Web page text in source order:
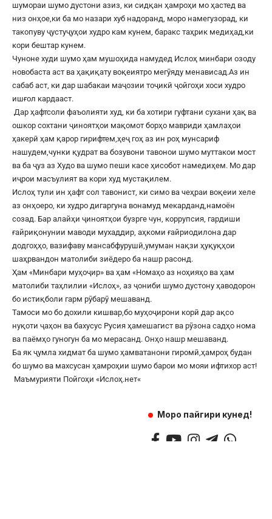
шумораи шумо дустони азиз, ки сидқан ҳамроҳи мо ҳастед ва
низ онҳое,ки ба мо назари хуб надоранд, моро намегузорад, ки
такопуву ҷустуҷуҳои худро кам кунем, баракс таҳрик медиҳад,ки
кори бештар кунем.
Чуноне худи шумо ҳам мушоҳида намудед Ислоҳ минбари озоду
новобаста аст ва ҳақиқату воқеиятро мегӯяду менависад.Аз ин
сабаб аст, ки дар шабакаи маҷозии тоҷикӣ ҷойгоҳи хоси худро
ишғол кардааст.
Дар ҳафтсоли фаъолияти худ, ки ба хотири гуфтани сухани ҳақ ва
ошкор сохтани ҷиноятҳои мақомот борҳо мавриди ҳамлаҳои
ҳакерӣ ҳам қарор гирифтем,ҳеҷ гоҳ аз ин роҳ мунсариф
нашудем,чунки қудрат ва бозувони тавонои шумо муттакои мост
ва ба ҷуз аз Худо ва шумо пеши касе ҳисобот намедиҳем. Мо дар
иҷрои масъулият ва кори худ мустақилем.
Ислоҳ тули ин ҳафт сол тавонист, ки симо ва чеҳраи воқеии хеле
аз онҳоеро, ки худро дигаргуна вонамуд мекарданд,намоён
созад. Бар алайҳи ҷиноятҳои бузрге чун, коррупсия, гардиши
ғайриқонунии маводи мухаддир, аҳкоми ғайриодилона дар
додгоҳҳо, вазифаву мансабфурушӣ,умуман нақзи ҳуқуқҳои
шаҳрвандон матолиби зиёдеро ба нашр расонд.
Ҳам «Минбари муҳоҷир» ва ҳам «Номаҳо аз ноҳияҳо ва ҳам
матолиби таҳлилии «Ислоҳ», аз ҷониби шумо дустону ҳаводорон
бо истиқболи гарм рӯбарӯ мешаванд.
Тамоси мо бо дохили кишвар,бо муҳоҷирони корӣ дар ақсо
нуқоти ҷаҳон ва бахусус Русия ҳамешагист ва рӯзона садҳо нома
ва паёмҳо гуногун ба мо мерасанд. Онҳо нашр мешаванд.
Ба як ҷумла хидмат ба шумо ҳамватанони гиромӣ,ҳамроҳ будан
бо шумо ва махсусан ҳамроҳии шумо барои мо мояи ифтихор аст!
Маъмурияти Пойгоҳи «Ислоҳ.нет«
Моро пайгири кунед!